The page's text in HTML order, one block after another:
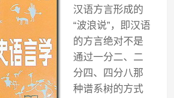
汉语方言形成的
“波浪说”，即汉语
的方言绝对不是
通过一分二、二
分四、四分八那
种谱系树的方式